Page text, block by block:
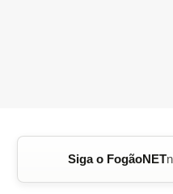
Siga o FogãoNET